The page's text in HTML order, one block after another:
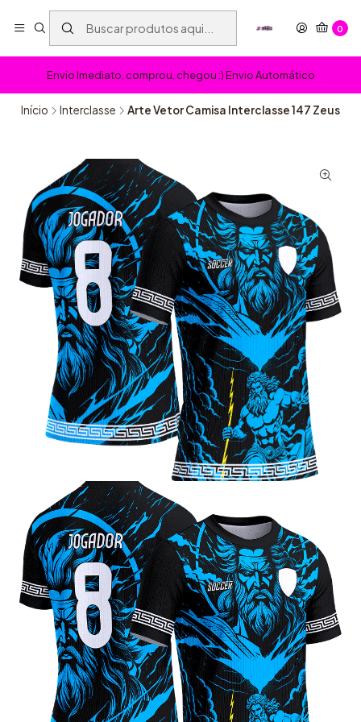
0
Envio Imediato, comprou, chegou :) Envio Automático
Início Interclasse Arte Vetor Camisa Interclasse 147 Zeus